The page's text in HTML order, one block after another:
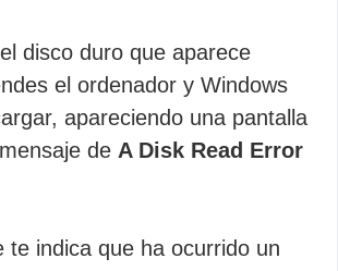
disco duro que aparece
el ordenador y Windows
apareciendo una pantalla
de A Disk Read Error
te indica que ha ocurrido un